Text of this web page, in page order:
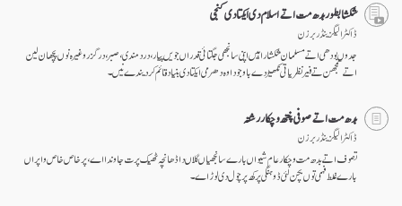
شکشا بطور بدھ مت اتے اسلام دی ایکتا دی کنجی
ڈاکٹر الیگزینڈر برزن
جدوں بودھی اتے مسلمان شکشا راہیں اپنی سانجھی جگتائی قدراں جویں پیار، درد مندی، صبر، در گزر وغیرہ نوں پچھان لین
اتے سمجھن تے فیر نظریاتی نکھیڑ دے باوجود اوہ دھرمی ایکتا دی بنیاد قائم کر دیندے نیں۔
بدھ مت اتے صوفی پنتھ وچکار رشتہ
ڈاکٹر الیگزینڈر برزن
تصوف اتے بدھ مت وچکار عام شیواں بارے سانجھیاں گلاں دا ڈھانچہ ٹھیک پرت جاوندا اے، پر خاص خاص واپراں
بارے غلط فہمی توں بچن لئی ڈوہنگی پرکھ پرچول دی لوڑ اے۔